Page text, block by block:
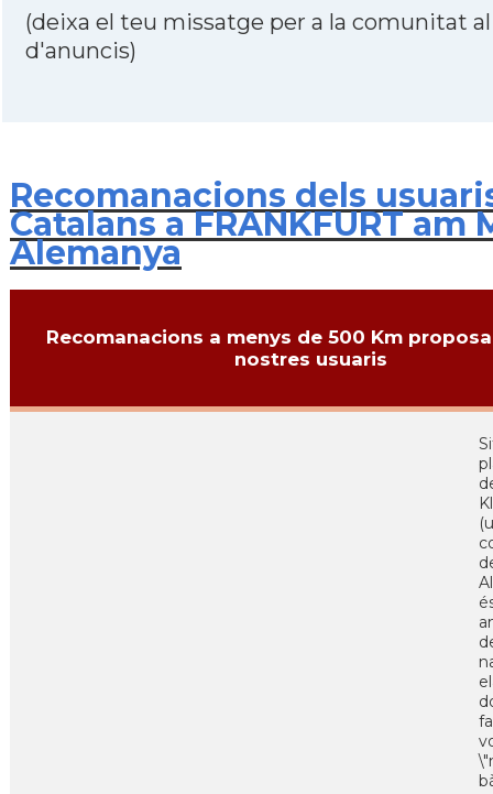
(deixa el teu missatge per a la comunitat
d'anuncis)
Recomanacions dels
Catalans a FRANKFURT am
Alemanya
Recomanacions a menys de 500 Km
nostres usuaris